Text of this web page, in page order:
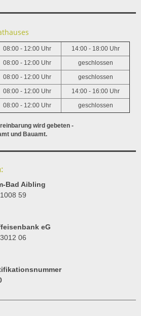
08:00 - 12:00 Uhr 14:00 - 18:00 Uhr
08:00 - 12:00 Uhr geschlossen
08:00 - 12:00 Uhr geschlossen
08:00 - 12:00 Uhr 14:00 - 16:00 Uhr
08:00 - 12:00 Uhr geschlossen
wird gebeten -
und Bauamt.
Bad Aibling
59
eG
06